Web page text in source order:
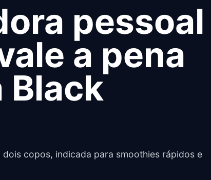
pessoal
a pena
Black
copos, indicada para smoothies rápidos e